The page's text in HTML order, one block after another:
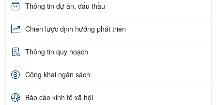
Thông tin dự án, đấu thầu
Chiến lược định hướng phát triển
Thông tin quy hoạch
Công khai ngân sách
Báo cáo kinh tế xã hội